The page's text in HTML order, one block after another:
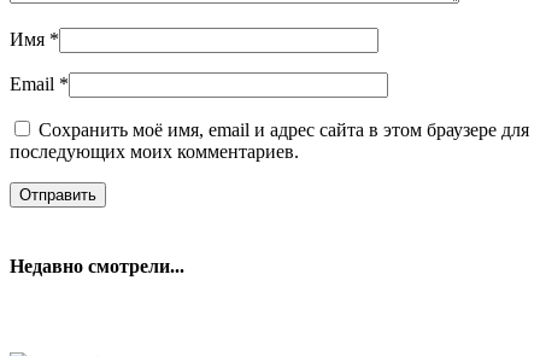
Имя *
Email *
Сохранить моё имя, email и адрес сайта в этом браузере для
последующих моих комментариев.
Недавно смотрели...